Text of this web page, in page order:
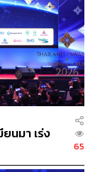
นมา เร่ง
65